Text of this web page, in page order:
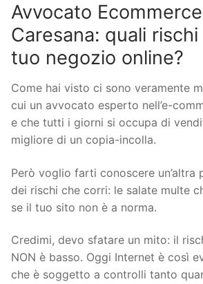
Avvocato
Caresana: quali
tuo negozio online?
Come hai visto ci sono veramente
cui un avvocato esperto nell’e-
e che tutti i giorni si occupa di
migliore di un copia-incolla.
Però voglio farti conoscere
dei rischi che corri: le salate multe
se il tuo sito non è a norma.
Credimi, devo sfatare un mito: il
NON è basso. Oggi Internet è così
che è soggetto a controlli tanto